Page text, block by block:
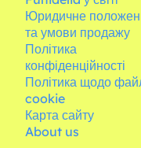
Юридичне
та умови продажу
Політика
конфіденційності
Політика щодо
cookie
Карта сайту
About us